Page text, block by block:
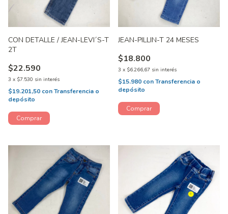
CON DETALLE / JEAN-LEVI´S-T
2T
$22.590
3 x $7.530 sin interés
$19.201,50 conTransferencia o
depósito
JEAN-PILLIN-T 24 MESES
$18.800
3 x $6.266,67 sin interés
$15.980 conTransferencia o
depósito